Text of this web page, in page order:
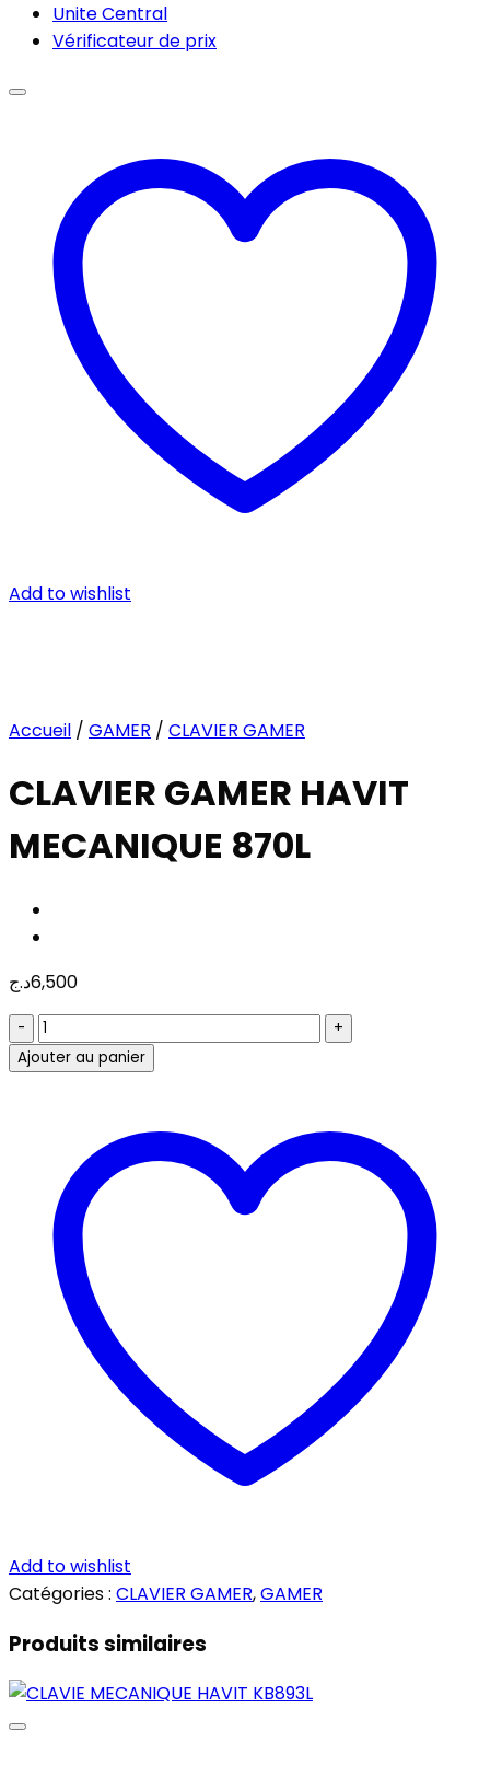
Unite Central
Vérificateur de prix
Add to wishlist
Accueil / GAMER / CLAVIER GAMER
CLAVIER GAMER HAVIT
MECANIQUE 870L
6,500د.ج
quantité
de
CLAVIER
MECANIQUE
870L
Ajouter au panier
Add to wishlist
Catégories : CLAVIER GAMER,GAMER
Produits similaires